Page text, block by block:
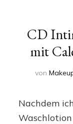
CD
mit
von
Nachdem